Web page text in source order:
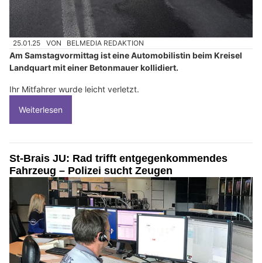
25.01.25 VON BELMEDIA REDAKTION
Am Samstagvormittag ist eine Automobilistin beim Kreisel
Landquart mit einer Betonmauer kollidiert.
Ihr Mitfahrer wurde leicht verletzt.
Weiterlesen
St-Brais JU: Rad trifft entgegenkommendes
Fahrzeug – Polizei sucht Zeugen